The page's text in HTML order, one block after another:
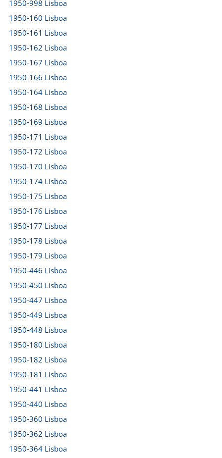
1950-998 Lisboa
1950-160 Lisboa
1950-161 Lisboa
1950-162 Lisboa
1950-167 Lisboa
1950-166 Lisboa
1950-164 Lisboa
1950-168 Lisboa
1950-169 Lisboa
1950-171 Lisboa
1950-172 Lisboa
1950-170 Lisboa
1950-174 Lisboa
1950-175 Lisboa
1950-176 Lisboa
1950-177 Lisboa
1950-178 Lisboa
1950-179 Lisboa
1950-446 Lisboa
1950-450 Lisboa
1950-447 Lisboa
1950-449 Lisboa
1950-448 Lisboa
1950-180 Lisboa
1950-182 Lisboa
1950-181 Lisboa
1950-441 Lisboa
1950-440 Lisboa
1950-360 Lisboa
1950-362 Lisboa
1950-364 Lisboa